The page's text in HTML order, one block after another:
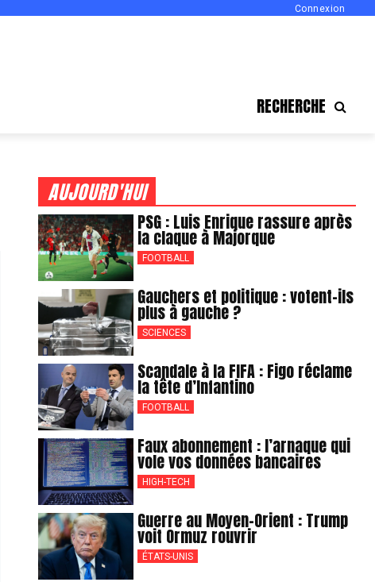
Connexion
RECHERCHE
AUJOURD'HUI
PSG : Luis Enrique rassure après
la claque à Majorque
FOOTBALL
Gauchers et politique : votent-ils
plus à gauche ?
SCIENCES
Scandale à la FIFA : Figo réclame
la tête d’Infantino
FOOTBALL
Faux abonnement : l’arnaque qui
vole vos données bancaires
HIGH-TECH
Guerre au Moyen-Orient : Trump
voit Ormuz rouvrir
ÉTATS-UNIS